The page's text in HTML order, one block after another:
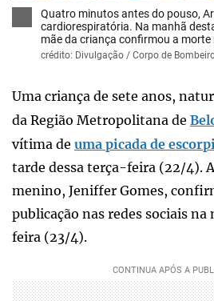
Quatro minutos antes do pouso,
cardiorespiratória. Na manhã
mãe da criança confirmou a morte
crédito: Divulgação / Corpo de
Uma criança de sete anos,
da Região Metropolitana de
vítima de uma picada de
tarde dessa terça-feira (22/4).
menino, Jeniffer Gomes,
publicação nas redes sociais
feira (23/4).